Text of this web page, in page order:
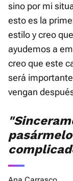
sino por mi
esto es la
estilo y creo
ayudemos a
creo que este
será
vengan